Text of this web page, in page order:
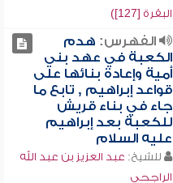
البقرة [127])
الفهرس: هدم
الكعبة في عهد بني
أمية وإعادة بنائها على
قواعد إبراهيم , تابع ما
جاء في بناء قريش
للكعبة بعد إبراهيم
عليه السلام
للشيخ: عبد العزيز بن عبد الله
الراجحي